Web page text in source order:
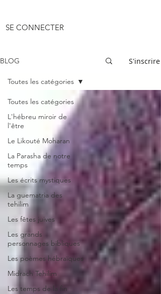
SE CONNECTER
BLOG S'inscrire
Toutes les catégories
L'hébreu miroir de
l'être
Le Likouté Moharan
La Parasha de notre
temps
Les écrits mystiques
La guematria des
tehilim
Les fêtes juives
Les grands
personnages bibliques
Les poèmes hébraïques
Midrach Tehilim
Les temps de la fin
Toutes les catégories